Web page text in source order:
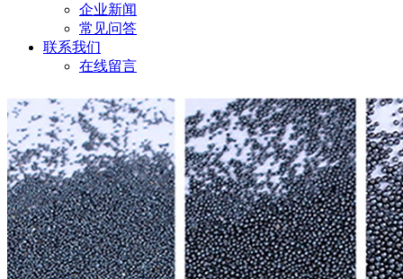
企业新闻
常见问答
联系我们
在线留言